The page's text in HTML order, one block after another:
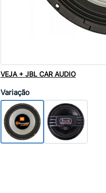
VEJA + JBL CAR AUDIO
Variação